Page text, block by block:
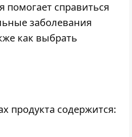
справиться
заболевания
как выбрать
продукта содержится: